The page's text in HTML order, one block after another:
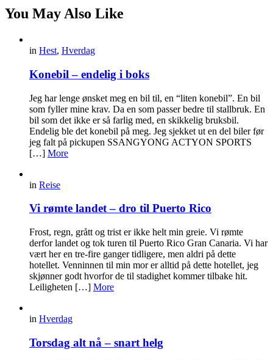
You May Also Like
in Hest, Hverdag
Konebil – endelig i boks
Jeg har lenge ønsket meg en bil til, en “liten konebil”. En bil
som fyller mine krav. Da en som passer bedre til stallbruk. En
bil som det ikke er så farlig med, en skikkelig bruksbil.
Endelig ble det konebil på meg. Jeg sjekket ut en del biler før
jeg falt på pickupen SSANGYONG ACTYON SPORTS
[…] More
in Reise
Vi rømte landet – dro til Puerto Rico
Frost, regn, grått og trist er ikke helt min greie. Vi rømte
derfor landet og tok turen til Puerto Rico Gran Canaria. Vi har
vært her en tre-fire ganger tidligere, men aldri på dette
hotellet. Venninnen til min mor er alltid på dette hotellet, jeg
skjønner godt hvorfor de til stadighet kommer tilbake hit.
Leiligheten […] More
in Hverdag
Torsdag alt nå – snart helg